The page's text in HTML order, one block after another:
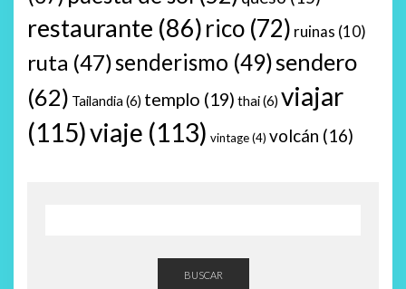
restaurante (86)rico (72) ruinas (10)
ruta (47)senderismo (49)sendero
(62) Tailandia (6) templo (19) thai(6) viajar
(115)viaje (113) vintage(4) volcán (16)
BUSCAR